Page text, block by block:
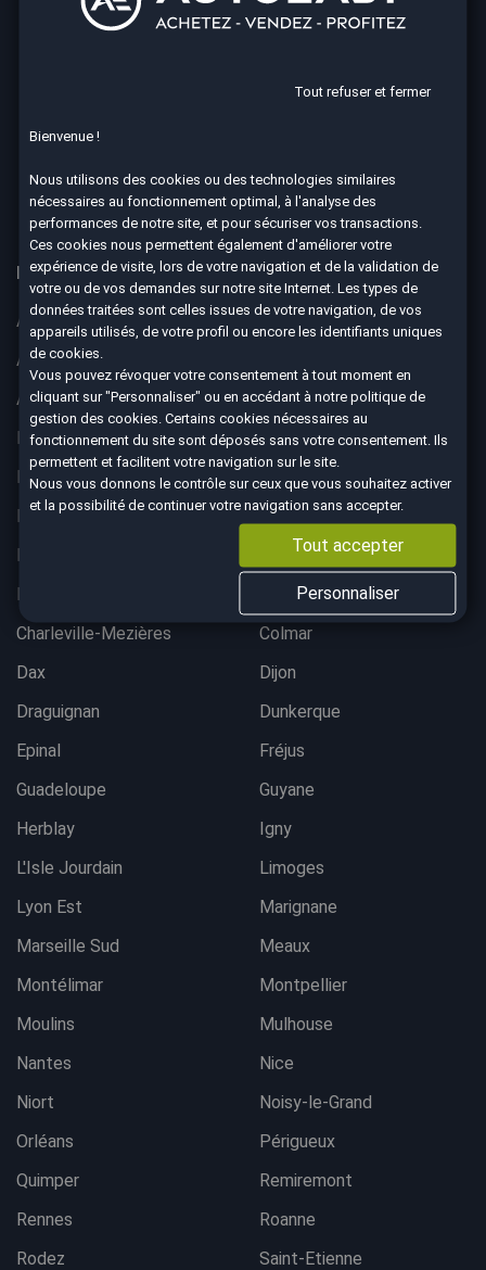
4.7
8763 avis Google
Nos 67 agences à votre service dans toute la France
Aix-en-Provence
Ajaccio
Albertville
Angoulême
Aurillac
Belfort
Bergerac
Besançon
Bordeaux lac
Bordeaux Mérignac
Bougival
Bourgoin-Jallieu
Brest
Brive-La-Gaillarde
Chalon-sur-Saône
Charleville-Mezières
Colmar
Dax
Dijon
Draguignan
Dunkerque
Epinal
Fréjus
Guadeloupe
Guyane
Herblay
Igny
L'Isle Jourdain
Limoges
Lyon Est
Marignane
Marseille Sud
Meaux
Montélimar
Montpellier
Moulins
Mulhouse
Nantes
Nice
Niort
Noisy-le-Grand
Orléans
Périgueux
Quimper
Remiremont
Rennes
Roanne
Rodez
Saint-Etienne
Tout refuser et fermer
Bienvenue !
Nous utilisons des cookies ou des technologies similaires
nécessaires au fonctionnement optimal, à l'analyse des
performances de notre site, et pour sécuriser vos transactions.
Ces cookies nous permettent également d'améliorer votre
expérience de visite, lors de votre navigation et de la validation de
votre ou de vos demandes sur notre site Internet. Les types de
données traitées sont celles issues de votre navigation, de vos
appareils utilisés, de votre profil ou encore les identifiants uniques
de cookies.
Vous pouvez révoquer votre consentement à tout moment en
cliquant sur "Personnaliser" ou en accédant à notrepolitique de
gestion des cookies . Certains cookies nécessaires au
fonctionnement du site sont déposés sans votre consentement. Ils
permettent et facilitent votre navigation sur le site.
Nous vous donnons le contrôle sur ceux que vous souhaitez activer
et la possibilité de continuer votre navigation sans accepter.
Tout accepter
Personnaliser